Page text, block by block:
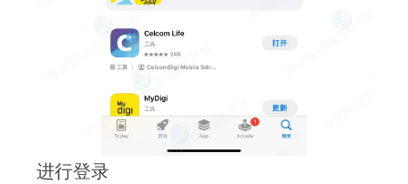
进行登录